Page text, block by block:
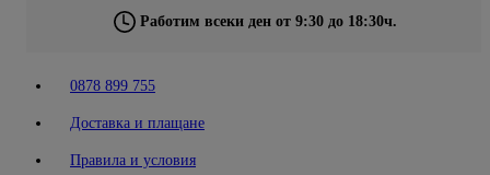
Работим всеки ден от 9:30 до 18:30ч.
0878 899 755
Доставка и плащане
Правила и условия